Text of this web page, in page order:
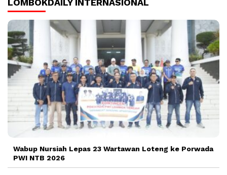
LOMBOKDAILY INTERNASIONAL
Wabup Nursiah Lepas 23 Wartawan Loteng ke Porwada
PWI NTB 2026